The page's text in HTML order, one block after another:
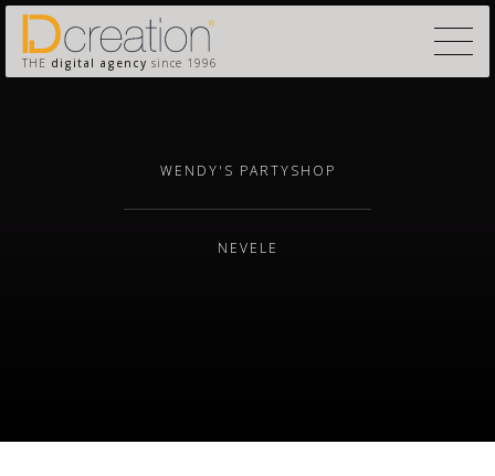
THE digital agency since 1996
WENDY'S PARTYSHOP
NEVELE